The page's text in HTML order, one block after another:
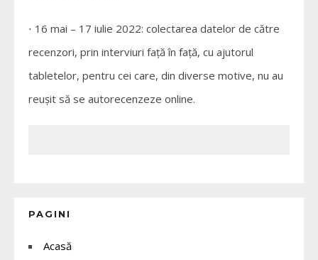
⋅ 16 mai – 17 iulie 2022: colectarea datelor de către
recenzori, prin interviuri față în față, cu ajutorul
tabletelor, pentru cei care, din diverse motive, nu au
reușit să se autorecenzeze online.
PAGINI
Acasă